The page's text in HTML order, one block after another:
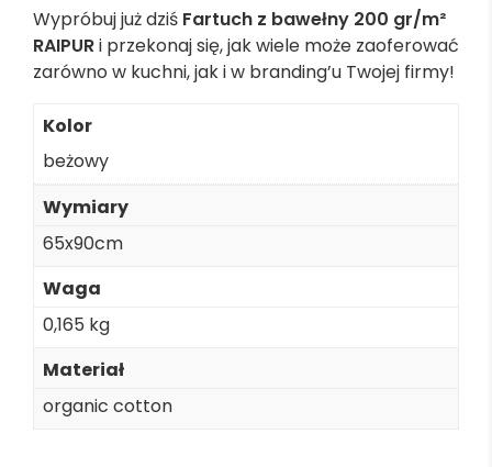
Wypróbuj już dziś Fartuch z bawełny 200 gr/m²
RAIPURi przekonaj się, jak wiele może zaoferować
zarówno w kuchni, jak i w branding’u Twojej firmy!
Kolor
beżowy
Wymiary
65x90cm
Waga
0,165 kg
Materiał
organic cotton